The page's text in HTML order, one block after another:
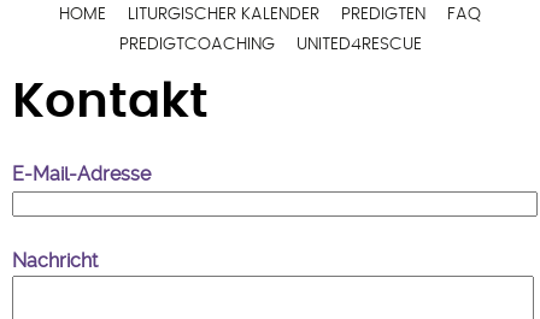
Hauptnavigation
HOME LITURGISCHER KALENDER PREDIGTEN
FAQ
PREDIGTCOACHING
UNITED4RESCUE
Kontakt
E-Mail-Adresse
Nachricht